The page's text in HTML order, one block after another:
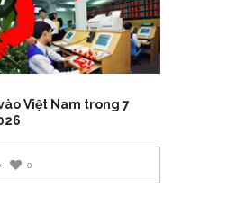
Việt Nam trong 7
0